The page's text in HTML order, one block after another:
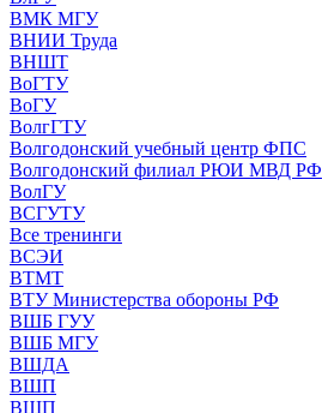
ВМК МГУ
ВНИИ Труда
ВНШТ
ВоГТУ
ВоГУ
ВолгГТУ
Волгодонский учебный центр ФПС
Волгодонский филиал РЮИ МВД РФ
ВолГУ
ВСГУТУ
Все тренинги
ВСЭИ
ВТМТ
ВТУ Министерства обороны РФ
ВШБ ГУУ
ВШБ МГУ
ВШДА
ВШП
ВШП